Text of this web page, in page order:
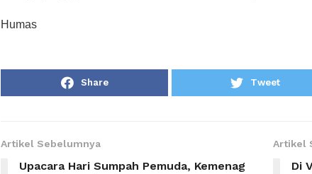
Humas
Share Tweet
Artikel Sebelumnya
Upacara Hari Sumpah Pemuda, Kemenag
Artikel
Di